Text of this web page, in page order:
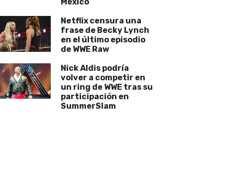
Netflix censura una
frase de Becky Lynch
en el último episodio
de WWE Raw
Nick Aldis podría
volver a competir en
un ring de WWE tras su
participación en
SummerSlam